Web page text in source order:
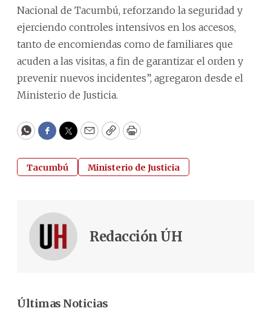
Nacional de Tacumbú, reforzando la seguridad y
ejerciendo controles intensivos en los accesos,
tanto de encomiendas como de familiares que
acuden a las visitas, a fin de garantizar el orden y
prevenir nuevos incidentes”, agregaron desde el
Ministerio de Justicia.
WhatsApp
Facebook
Twitter
EmailCopyPrint
Tacumbú Ministerio de Justicia
Redacción ÚH
Últimas Noticias